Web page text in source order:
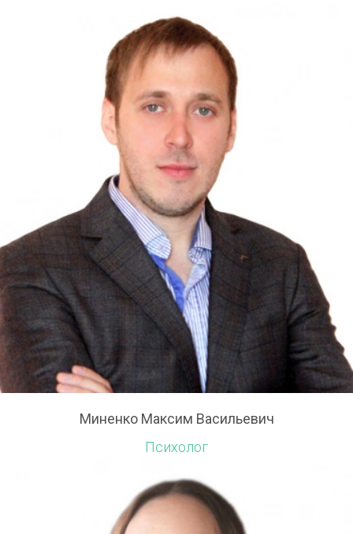
Миненко Максим Васильевич
Психолог